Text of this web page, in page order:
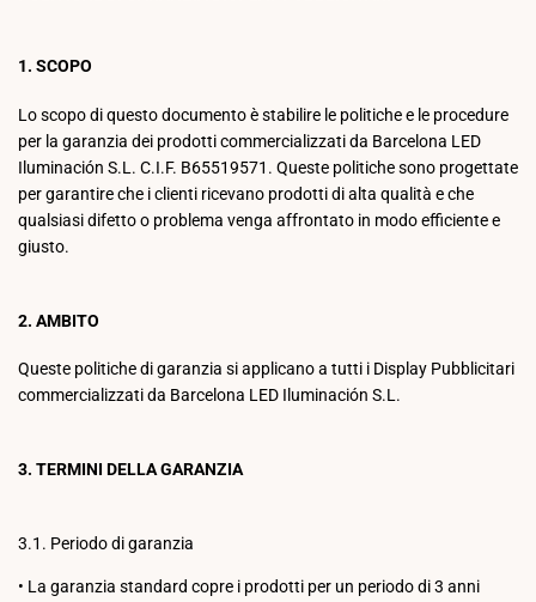
1. SCOPO
Lo scopo di questo documento è stabilire le politiche e le procedure
per la garanzia dei prodotti commercializzati da Barcelona LED
Iluminación S.L. C.I.F. B65519571. Queste politiche sono progettate
per garantire che i clienti ricevano prodotti di alta qualità e che
qualsiasi difetto o problema venga affrontato in modo efficiente e
giusto.
2. AMBITO
Queste politiche di garanzia si applicano a tutti i Display Pubblicitari
commercializzati da Barcelona LED Iluminación S.L.
3. TERMINI DELLA GARANZIA
3.1. Periodo di garanzia
• La garanzia standard copre i prodotti per un periodo di 3 anni